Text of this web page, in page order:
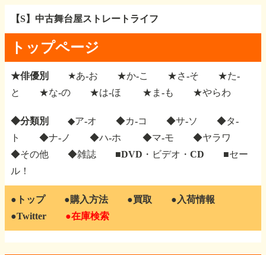
【S】中古舞台屋ストレートライフ
トップページ
★俳優別 ★あ-お ★か-こ ★さ-そ
★た-
と
★な-の ★は-ほ ★ま-も ★やらわ
◆分類別 ◆ア-オ ◆カ-コ ◆サ-ソ
◆タ-
ト
◆ナ-ノ ◆ハ-ホ ◆マ-モ
◆ヤラワ
◆その他
◆雑誌 ■DVD・ビデオ・CD
■セー
ル！
●トップ ●購入方法 ●買取
●入荷情報
●Twitter
●在庫検索